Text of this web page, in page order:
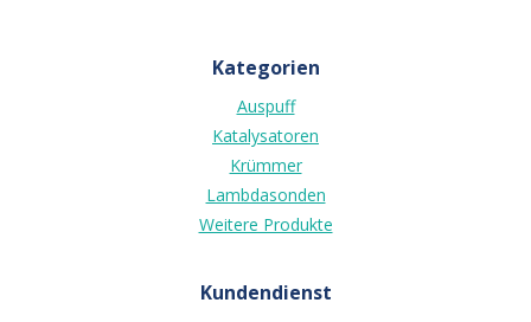
Kategorien
Auspuff
Katalysatoren
Krümmer
Lambdasonden
Weitere Produkte
Kundendienst